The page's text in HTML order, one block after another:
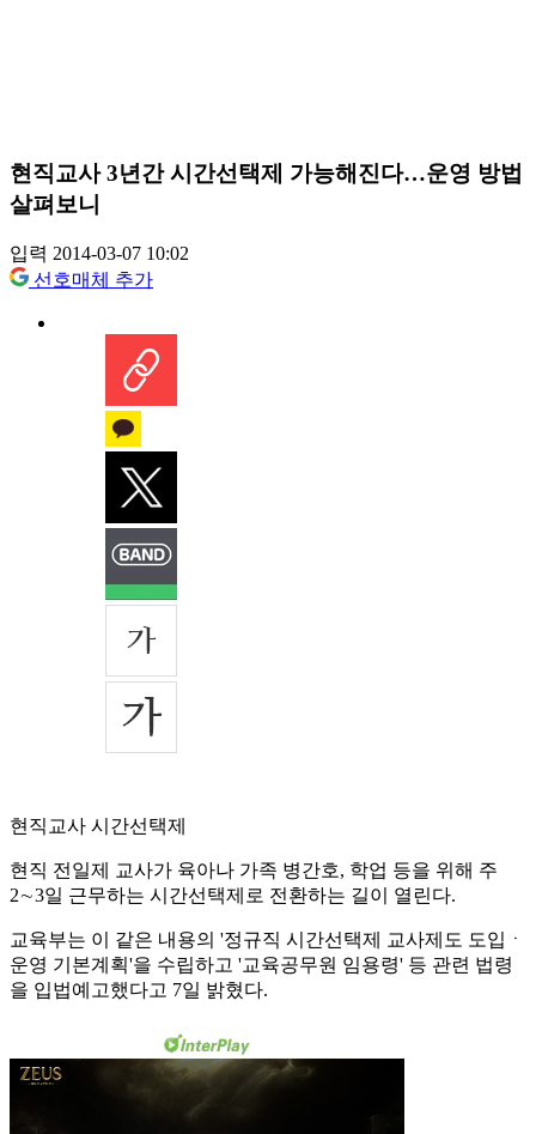
현직교사 3년간 시간선택제 가능해진다…운영 방법
살펴보니
입력 2014-03-07 10:02
선호매체 추가
현직교사 시간선택제
현직 전일제 교사가 육아나 가족 병간호, 학업 등을 위해 주
2∼3일 근무하는 시간선택제로 전환하는 길이 열린다.
교육부는 이 같은 내용의 '정규직 시간선택제 교사제도 도입ㆍ
운영 기본계획'을 수립하고 '교육공무원 임용령' 등 관련 법령
을 입법예고했다고 7일 밝혔다.